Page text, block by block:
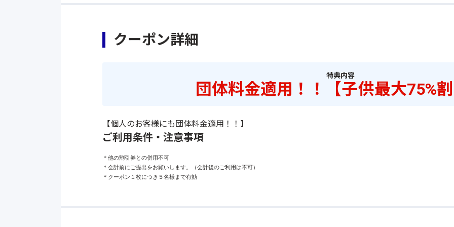
クーポン詳細
特典内容
団体料金適用！！【子供最大75%
【個人のお客様にも団体料金適用！！】
ご利用条件・注意事項
＊他の割引券との併用不可
＊会計前にご提出をお願いします。（会計後のご利用は不可）
＊クーポン１枚につき５名様まで有効